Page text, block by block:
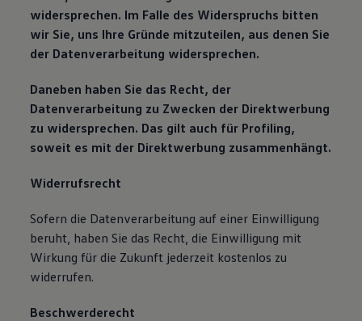
widersprechen. Im Falle des Widerspruchs bitten
wir Sie, uns Ihre Gründe mitzuteilen, aus denen Sie
der Datenverarbeitung widersprechen.
Daneben haben Sie das Recht, der
Datenverarbeitung zu Zwecken der Direktwerbung
zu widersprechen. Das gilt auch für Profiling,
soweit es mit der Direktwerbung zusammenhängt.
Widerrufsrecht
Sofern die Datenverarbeitung auf einer Einwilligung
beruht, haben Sie das Recht, die Einwilligung mit
Wirkung für die Zukunft jederzeit kostenlos zu
widerrufen.
Beschwerderecht